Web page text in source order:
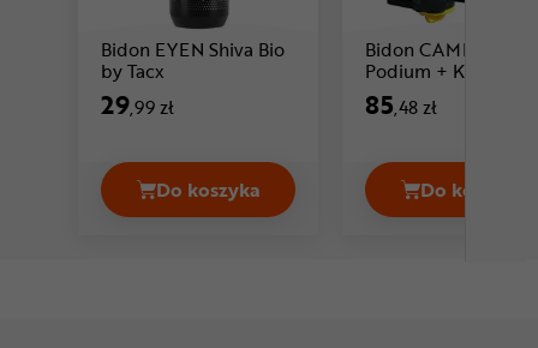
Bidon EYEN Shiva Bio
by Tacx
29,99 zł
Do koszyka
Bidon EYEN Shiva Bio by Tacx Cena
Bidon CAMELBAK
Podium + Koszyk na
bidon TOPEAK
Modula Cage EX
85,48 zł
Do koszyka
Bidon